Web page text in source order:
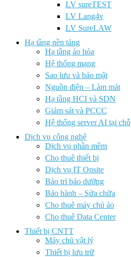
LV sureTEST
LV Lang4v
LV SureLAW
Hạ tầng nền tảng
Hạ tầng ảo hóa
Hệ thống mạng
Sao lưu và bảo mật
Nguồn điện – Làm mát
Hạ tầng HCI và SDN
Giám sát và PCCC
Hệ thống server AI tại chỗ
Dịch vụ công nghệ
Dịch vụ phần mềm
Cho thuê thiết bị
Dịch vụ IT Onsite
Bảo trì bảo dưỡng
Bảo hành – Sửa chữa
Cho thuê máy chủ ảo
Cho thuê Data Center
Thiết bị CNTT
Máy chủ vật lý
Thiết bị lưu trữ